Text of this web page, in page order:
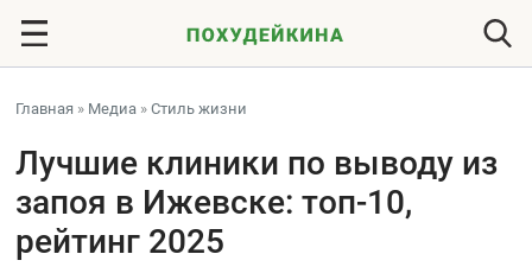
Главная » Медиа »Стиль жизни
Лучшие клиники по выводу из
запоя в Ижевске: топ-10,
рейтинг 2025